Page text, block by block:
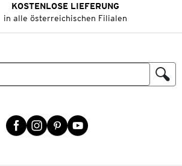
KOSTENLOSE LIEFERUNG
in alle österreichischen Filialen